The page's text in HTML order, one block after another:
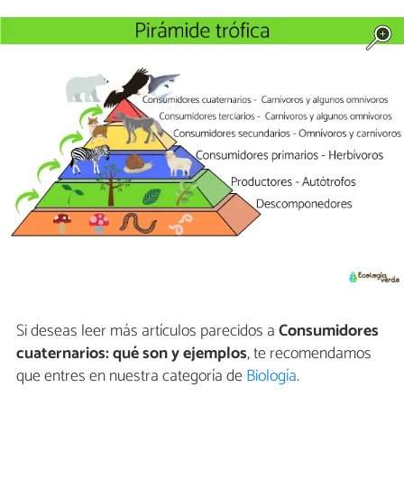
Si deseas leer más artículos parecidos aConsumidores
cuaternarios: qué son y ejemplos, te recomendamos
que entres en nuestra categoría deBiología.